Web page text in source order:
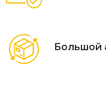
Большой